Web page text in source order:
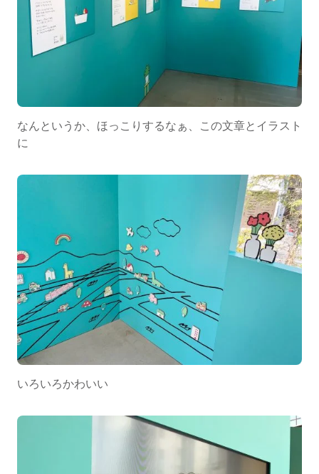
なんというか、ほっこりするなぁ、この文章とイラスト
に
いろいろかわいい